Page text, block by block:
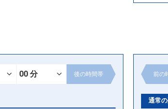
後の時間帯 前の
通常